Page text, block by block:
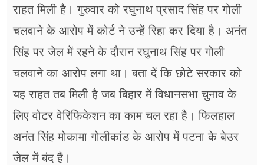
राहत मिली है। गुरुवार को रघुनाथ प्रसाद सिंह पर गोली
चलवाने के आरोप में कोर्ट ने उन्हें रिहा कर दिया है। अनंत
सिंह पर जेल में रहने के दौरान रघुनाथ सिंह पर गोली
चलवाने का आरोप लगा था। बता दें कि छोटे सरकार को
यह राहत तब मिली है जब बिहार में विधानसभा चुनाव के
लिए वोटर वेरिफिकेशन का काम चल रहा है। फिलहाल
अनंत सिंह मोकामा गोलीकांड के आरोप में पटना के बेउर
जेल में बंद हैं।